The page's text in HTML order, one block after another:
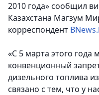
2010 года» сообщил
Казахстана Магзум
корреспондент
«С 5 марта этого года
конвенционный
дизельного топлива
связано с тем, что у